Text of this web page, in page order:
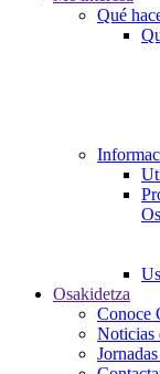
Qué
Osakidetza
Conoce
Noticias